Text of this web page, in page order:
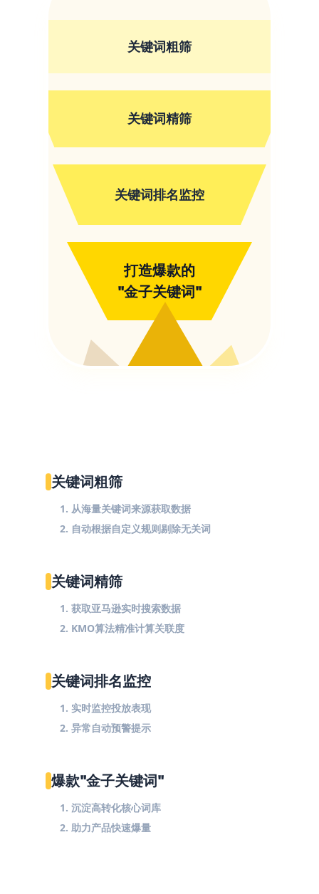
关键词粗筛
关键词精筛
关键词排名监控
打造爆款的
"金子关键词"
关键词粗筛
1. 从海量关键词来源获取数据
2. 自动根据自定义规则剔除无关词
关键词精筛
1. 获取亚马逊实时搜索数据
2. KMO算法精准计算关联度
关键词排名监控
1. 实时监控投放表现
2. 异常自动预警提示
爆款"金子关键词"
1. 沉淀高转化核心词库
2. 助力产品快速爆量